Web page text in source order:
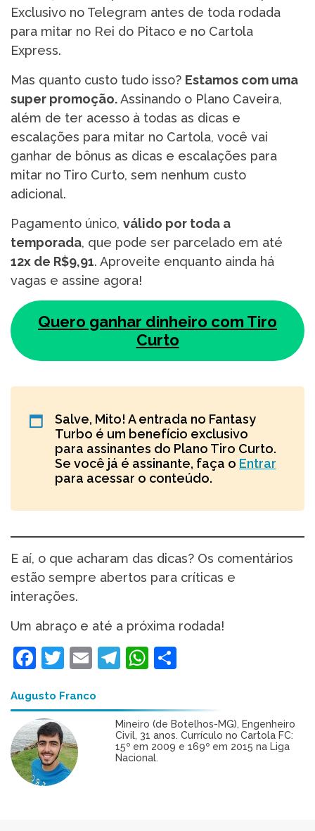
Exclusivo no Telegram antes de toda rodada
para mitar no Rei do Pitaco e no Cartola
Express.
Mas quanto custo tudo isso? Estamos com uma
super promoção.Assinando o Plano Caveira,
além de ter acesso à todas as dicas e
escalações para mitar no Cartola, você vai
ganhar de bônus as dicas e escalações para
mitar no Tiro Curto, sem nenhum custo
adicional.
Pagamento único, válido por toda a
temporada, que pode ser parcelado em até
12x de R$9,91. Aproveite enquanto ainda há
vagas e assine agora!
Quero ganhar dinheiro com Tiro
Curto
Salve, Mito! A entrada no Fantasy
Turbo é um benefício exclusivo
para assinantes do Plano Tiro Curto.
Se você já é assinante, faça o Entrar
para acessar o conteúdo.
E aí, o que acharam das dicas? Os comentários
estão sempre abertos para críticas e
interações.
Um abraço e até a próxima rodada!
Facebook
Twitter
EmailTelegram
WhatsApp
Augusto Franco
Mineiro (de Botelhos-MG), Engenheiro
Civil, 31 anos. Currículo no Cartola FC:
15º em 2009 e 169º em 2015 na Liga
Nacional.